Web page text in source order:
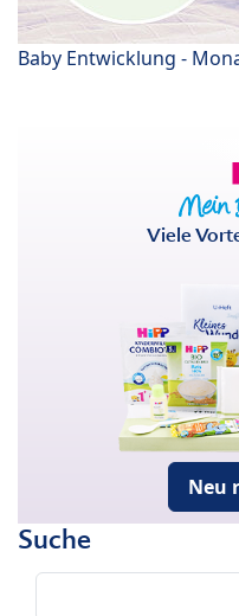
Baby Entwicklung -
Viele
Neu
Suche